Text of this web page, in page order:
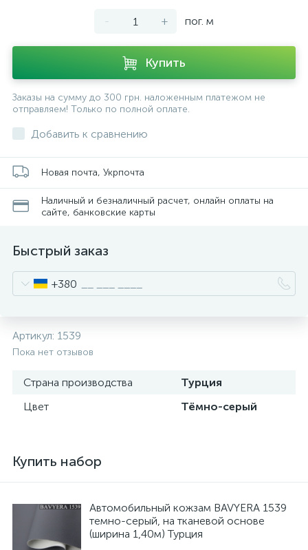
- + пог. м
Купить
Заказы на сумму до 300 грн. наложенным платежом не
отправляем! Только по полной оплате.
Добавить к сравнению
Новая почта, Укрпочта
Наличный и безналичный расчет, онлайн оплаты на
сайте, банковские карты
Быстрый заказ
+380
Артикул: 1539
Пока нет отзывов
Страна производства
Турция
Цвет
Тёмно-серый
Купить набор
Автомобильный кожзам BAVYERA 1539
темно-серый, на тканевой основе
(ширина 1,40м) Турция